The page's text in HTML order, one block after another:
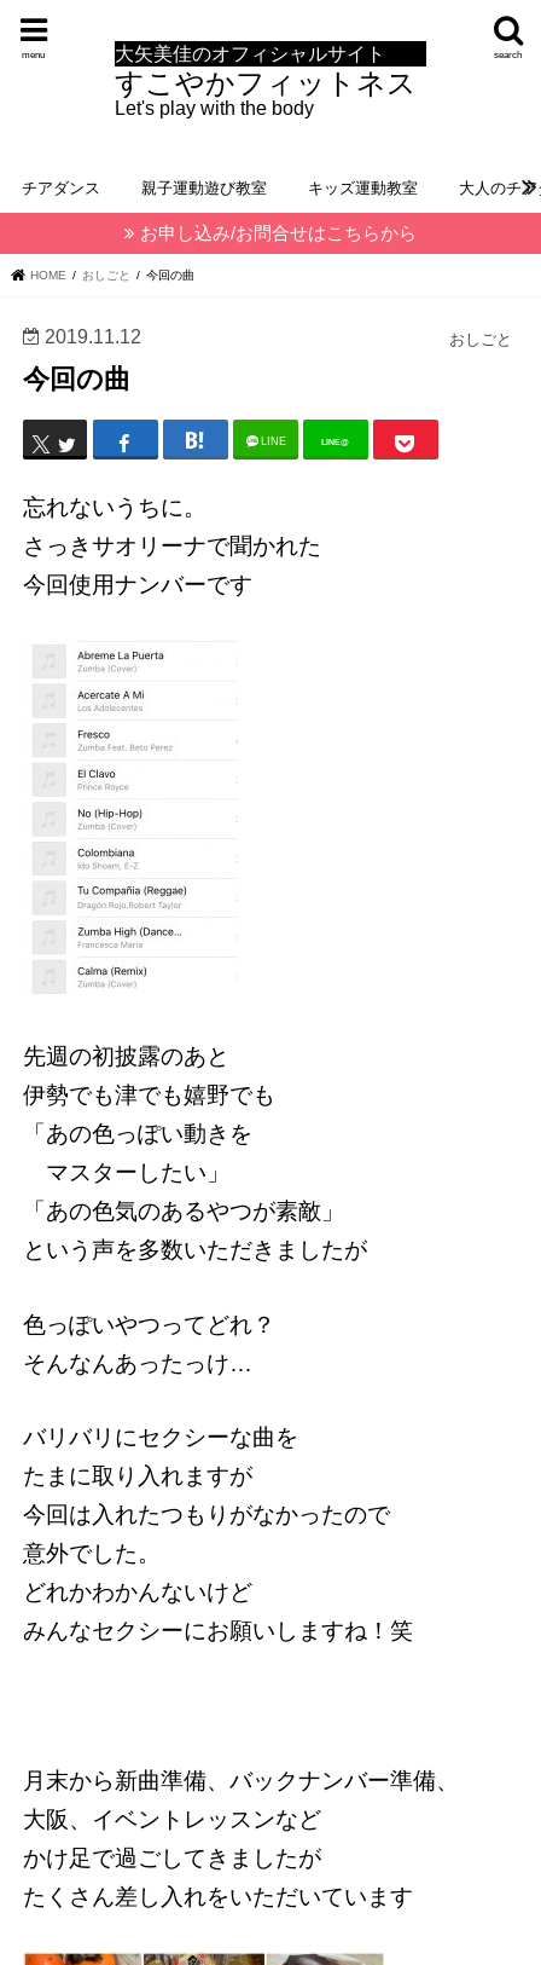
大矢美佳のオフィシャルサイト
すこやかフィットネス
Let's play with the body
search
menu
チアダンス 親子運動遊び教室 キッズ運動教室 大人のチ
お申し込み/お問合せはこちらから
HOME おしごと 今回の曲
おしごと
2019.11.12
今回の曲
LINE LINE@
忘れないうちに。
さっきサオリーナで聞かれた
今回使用ナンバーです
先週の初披露のあと
伊勢でも津でも嬉野でも
「あの色っぽい動きを
マスターしたい」
「あの色気のあるやつが素敵」
という声を多数いただきましたが
色っぽいやつってどれ？
そんなんあったっけ…
バリバリにセクシーな曲を
たまに取り入れますが
今回は入れたつもりがなかったので
意外でした。
どれかわかんないけど
みんなセクシーにお願いしますね！笑
月末から新曲準備、バックナンバー準備、
大阪、イベントレッスンなど
かけ足で過ごしてきましたが
たくさん差し入れをいただいています